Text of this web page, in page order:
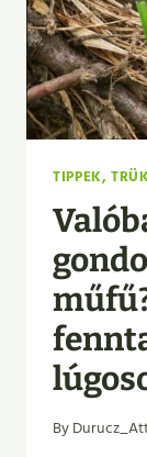
TIPPEK,
By